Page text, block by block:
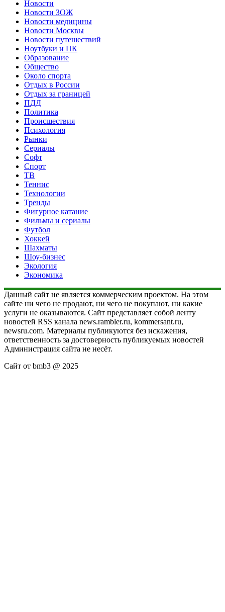
Новости
Новости ЗОЖ
Новости медицины
Новости Москвы
Новости путешествий
Ноутбуки и ПК
Образование
Общество
Около спорта
Отдых в России
Отдых за границей
ПДД
Политика
Происшествия
Психология
Рынки
Сериалы
Софт
Спорт
ТВ
Теннис
Технологии
Тренды
Фигурное катание
Фильмы и сериалы
Футбол
Хоккей
Шахматы
Шоу-бизнес
Экология
Экономика
Данный сайт не является коммерческим проектом. На этом
сайте ни чего не продают, ни чего не покупают, ни какие
услуги не оказываются. Сайт представляет собой ленту
новостей RSS канала news.rambler.ru, kommersant.ru,
newsru.com. Материалы публикуются без искажения,
ответственность за достоверность публикуемых новостей
Администрация сайта не несёт.
Сайт от bmb3 @ 2025